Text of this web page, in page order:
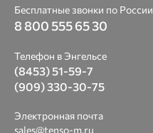
Бесплатные звонки по России
8 800 555 65 30
Телефон в Энгельсе
(8453) 51-59-7
(909) 330-30-75
Электронная почта
sales@tenso-m.ru